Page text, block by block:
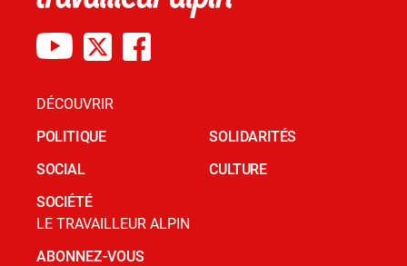
DÉCOUVRIR
POLITIQUE
SOCIAL
SOCIÉTÉ
SOLIDARITÉS
CULTURE
LE TRAVAILLEUR ALPIN
ABONNEZ-VOUS